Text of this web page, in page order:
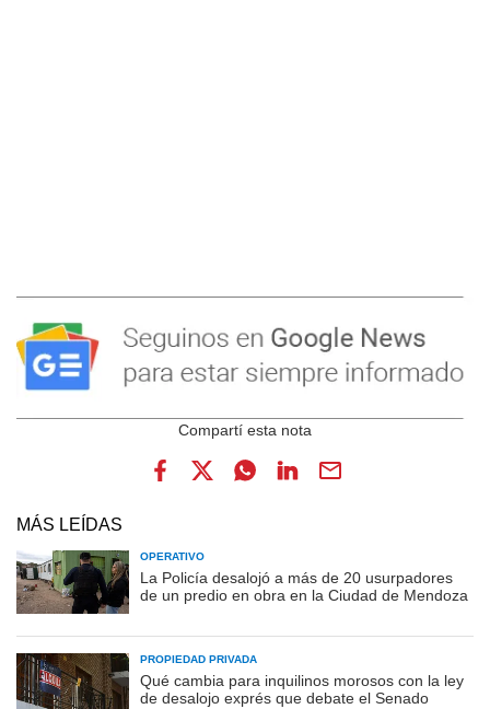
MÁS LEÍDAS
OPERATIVO
La Policía desalojó a más de 20 usurpadores
de un predio en obra en la Ciudad de Mendoza
PROPIEDAD PRIVADA
Qué cambia para inquilinos morosos con la ley
de desalojo exprés que debate el Senado